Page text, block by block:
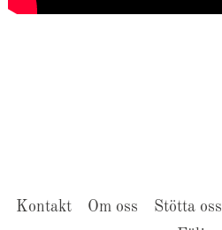
Kontakt Om oss
Stötta oss